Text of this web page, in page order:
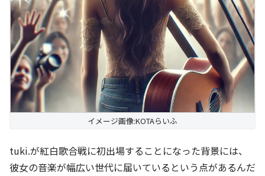
イメージ画像:KOTAらいふ
tuki.が紅白歌合戦に初出場することになった背景には、
彼女の音楽が幅広い世代に届いているという点があるんだ